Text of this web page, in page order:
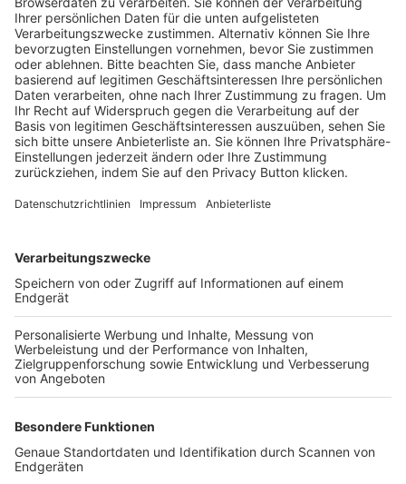
Trainerausbildung
Schulungsangebot Vereinsmitarbeiter
BFV-Geschäftsstellen
Trainerbörse
Login SpielPlus
FOLGE DEM BFV
TOP-VEREINE
TOP-PARTNER